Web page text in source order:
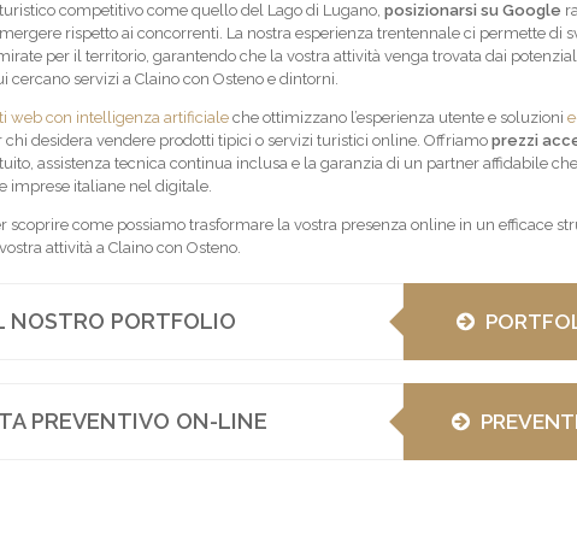
competitivo come quello del Lago di Lugano, posizionarsi su Google
rispetto ai concorrenti. La nostra esperienza trentennale ci permette di
per il territorio, garantendo che la vostra attività venga trovata dai
cercano servizi a Claino con Osteno e dintorni.
web con intelligenza artificialeche ottimizzano l’esperienza utente e soluzioni
desidera vendere prodotti tipici o servizi turistici online. Offriamo prezzi
assistenza tecnica continua inclusa e la garanzia di un partner affidabile
imprese italiane nel digitale.
scoprire come possiamo trasformare la vostra presenza online in un efficace
attività a Claino con Osteno.
NOSTRO PORTFOLIO
PREVENTIVO ON-LINE